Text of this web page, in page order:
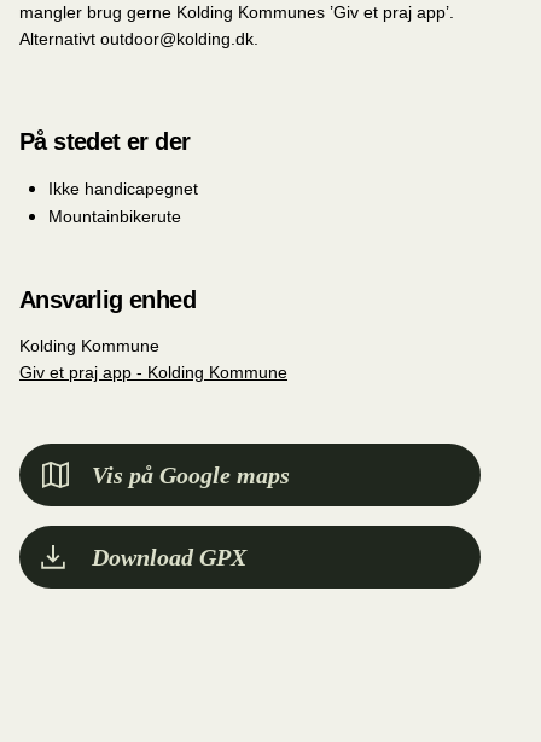
mangler brug gerne Kolding Kommunes ’Giv et praj app’.
Alternativt outdoor@kolding.dk.
På stedet er der
Ikke handicapegnet
Mountainbikerute
Ansvarlig enhed
Kolding Kommune
Giv et praj app - Kolding Kommune
Vis på Google maps
Download GPX